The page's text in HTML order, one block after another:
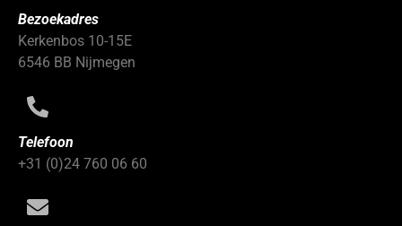
Bezoekadres
Kerkenbos 10-15E
6546 BB Nijmegen
Telefoon
+31 (0)24 760 06 60